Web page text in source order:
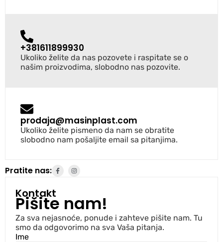
+381611899930
Ukoliko želite da nas pozovete i raspitate se o
našim proizvodima, slobodno nas pozovite.
prodaja@masinplast.com
Ukoliko želite pismeno da nam se obratite
slobodno nam pošaljite email sa pitanjima.
Pratite nas:
Kontakt
Pišite nam!
Za sva nejasnoće, ponude i zahteve pišite nam. Tu
smo da odgovorimo na sva Vaša pitanja.
Ime